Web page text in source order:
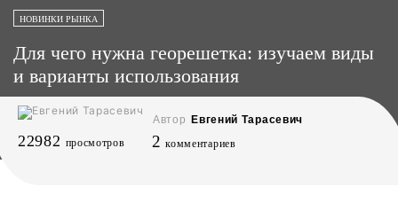
НОВИНКИ РЫНКА
Для чего нужна георешетка: изучаем виды
и варианты использования
Автор Евгений Тарасевич
22982 просмотров 2 комментариев